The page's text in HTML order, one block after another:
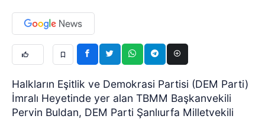
Halkların Eşitlik ve Demokrasi Partisi (DEM Parti)
İmralı Heyetinde yer alan TBMM Başkanvekili
Pervin Buldan, DEM Parti Şanlıurfa Milletvekili